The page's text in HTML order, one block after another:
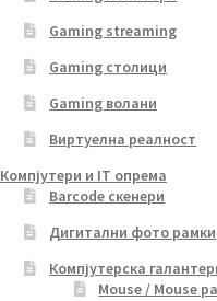
Gaming streaming
Gaming столици
Gaming волани
Виртуелна реалност
Компјутери и IT опрема
Barcode скенери
Дигитални фото рамки
Компјутерска
Mouse / Mouse